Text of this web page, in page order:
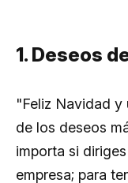
1. Deseos
"Feliz Navidad y
de los deseos
importa si
empresa; para